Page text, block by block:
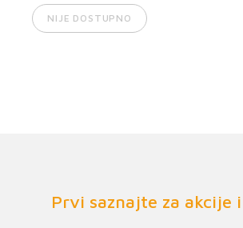
NIJE DOSTUPNO
Prvi saznajte za akcije